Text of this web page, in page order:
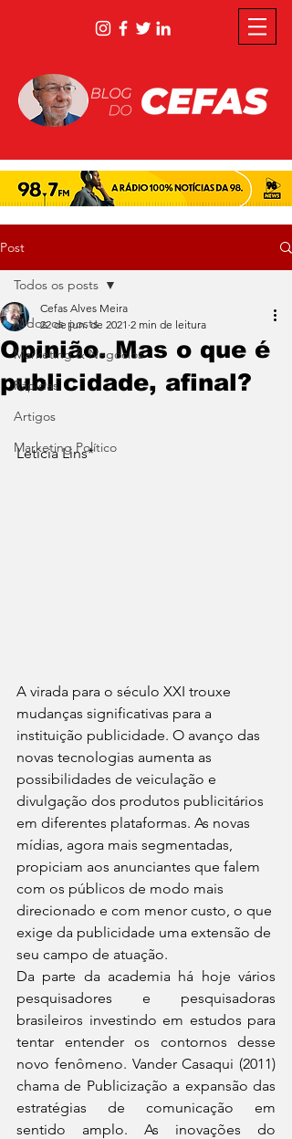
Post
Todos os posts
Marketing & Negócios
Rápidas
Artigos
Marketing Político
Todos os posts
Opinião. Mas o que é
publicidade, afinal?
Cefas Alves Meira
22 de jun. de 2021 2 min de leitura
Letícia Lins*
A virada para o século XXI trouxe
mudanças significativas para a
instituição publicidade. O avanço das
novas tecnologias aumenta as
possibilidades de veiculação e
divulgação dos produtos publicitários
em diferentes plataformas. As novas
mídias, agora mais segmentadas,
propiciam aos anunciantes que falem
com os públicos de modo mais
direcionado e com menor custo, o que
exige da publicidade uma extensão de
seu campo de atuação.
Da parte da academia há hoje vários
pesquisadores e pesquisadoras
brasileiros investindo em estudos para
tentar entender os contornos desse
novo fenômeno. Vander Casaqui (2011)
chama de Publicização a expansão das
estratégias de comunicação em
sentido amplo. As inovações do